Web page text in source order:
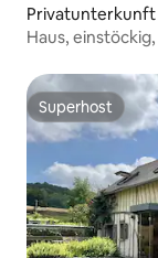
Privatunterkunft
Superhost
Superhost